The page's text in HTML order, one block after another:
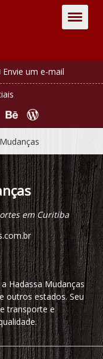
Envie um e-mail
em Curitiba
Hadassa Mudanças
outros estados. Seu
transporte e